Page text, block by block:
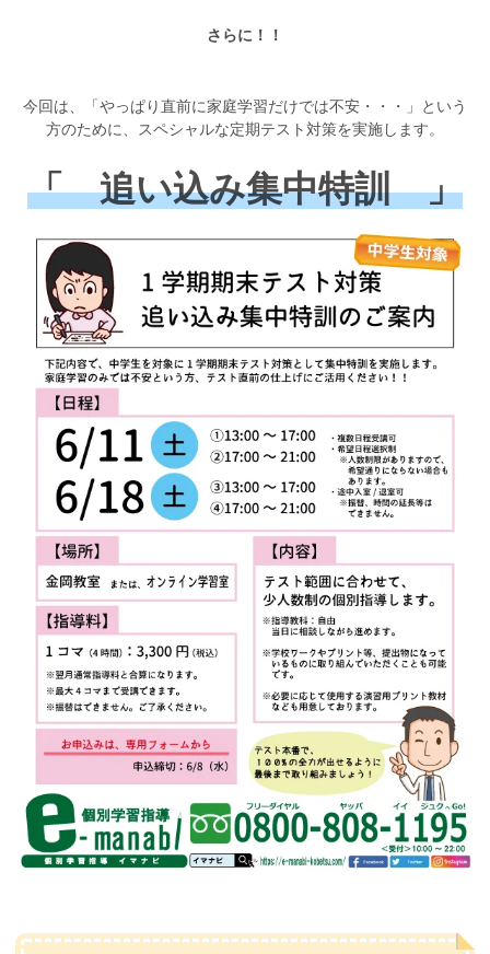
さらに！！
今回は、「やっぱり直前に家庭学習だけでは不安・・・」という
方のために、スペシャルな定期テスト対策を実施します。
「 追い込み集中特訓 」